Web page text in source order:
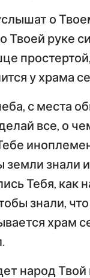
о
Твоей руке
у храма
с места
все, о
земли знали
Тебя, как
знали,
храм
народ Твой